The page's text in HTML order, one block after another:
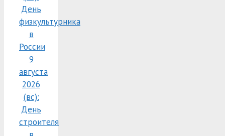
День
физкультурника
в
России
9
августа
2026
(вс):
День
строителя